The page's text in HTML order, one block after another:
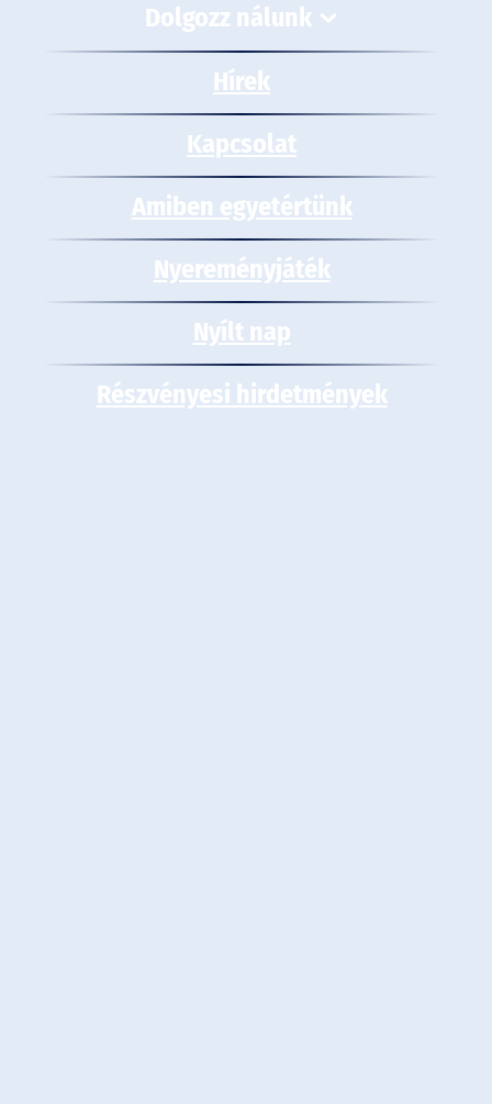
Dolgozz nálunk
Hírek
Kapcsolat
Amiben egyetértünk
Nyereményjáték
Nyílt nap
Részvényesi hirdetmények